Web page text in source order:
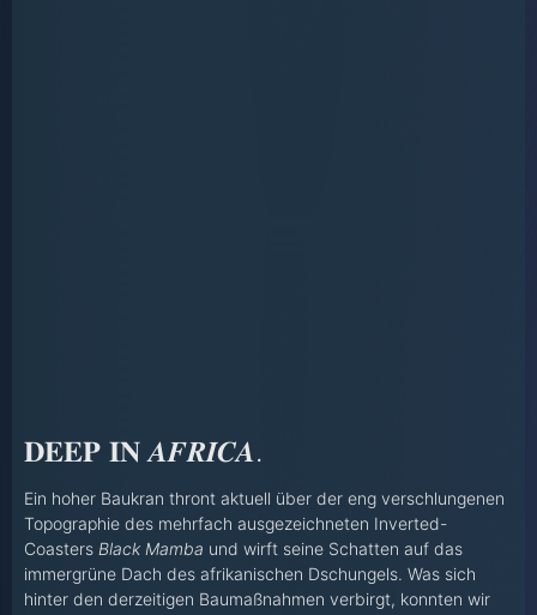
𝐃𝐄𝐄𝐏 𝐈𝐍 𝑨𝑭𝑹𝑰𝑪𝑨.
Ein hoher Baukran thront aktuell über der eng verschlungenen
Topographie des mehrfach ausgezeichneten Inverted-
Coasters Black Mamba und wirft seine Schatten auf das
immergrüne Dach des afrikanischen Dschungels. Was sich
hinter den derzeitigen Baumaßnahmen verbirgt, konnten wir